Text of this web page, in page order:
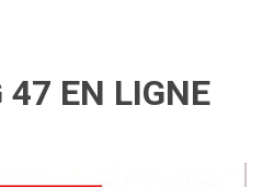
EN LIGNE